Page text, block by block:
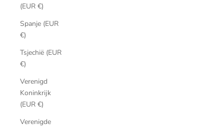
(EUR €)
Spanje (EUR
€)
Tsjechië (EUR
€)
Verenigd
Koninkrijk
(EUR €)
Verenigde